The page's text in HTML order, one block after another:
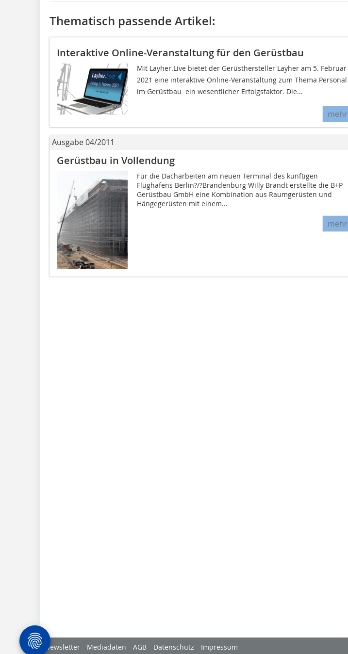
Thematisch passende Artikel:
Interaktive Online-Veranstaltung für den Gerüstbau
Mit Layher.Live bietet der Gerüsthersteller Layher am 5. Februar
2021 eine interaktive Online-Veranstaltung zum Thema Personal
im Gerüstbau  ein wesentlicher Erfolgsfaktor. Die...
mehr
Ausgabe 04/2011
Gerüstbau in Vollendung
Für die Dacharbeiten am neuen Terminal des künftigen
Flughafens Berlin?/?Brandenburg Willy Brandt erstellte die B+P
Gerüstbau GmbH eine Kombination aus Raumgerüsten und
Hängegerüsten mit einem...
mehr
Newsletter Mediadaten AGB Datenschutz Impressum